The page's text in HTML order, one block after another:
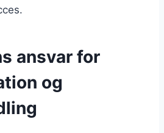
ansvar for
og